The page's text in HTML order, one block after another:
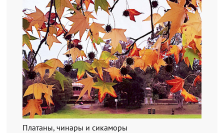
Платаны, чинары и сикаморы